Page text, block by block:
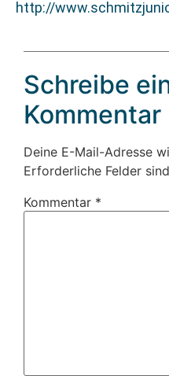
http://
Schreibe
Kommentar
Deine E-Mail-Adresse
Erforderliche Felder
Kommentar *